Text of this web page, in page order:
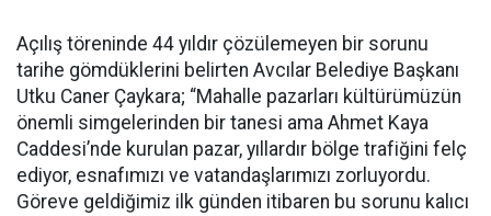
Açılış töreninde 44 yıldır çözülemeyen bir sorunu
tarihe gömdüklerini belirten Avcılar Belediye Başkanı
Utku Caner Çaykara; “Mahalle pazarları kültürümüzün
önemli simgelerinden bir tanesi ama Ahmet Kaya
Caddesi’nde kurulan pazar, yıllardır bölge trafiğini felç
ediyor, esnafımızı ve vatandaşlarımızı zorluyordu.
Göreve geldiğimiz ilk günden itibaren bu sorunu kalıcı